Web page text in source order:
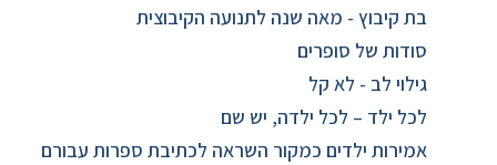
בת קיבוץ - מאה שנה לתנועה הקיבוצית
סודות של סופרים
גילוי לב - לא קל
לכל ילד – לכל ילדה, יש שם
אמירות ילדים כמקור השראה לכתיבת ספרות עבורם